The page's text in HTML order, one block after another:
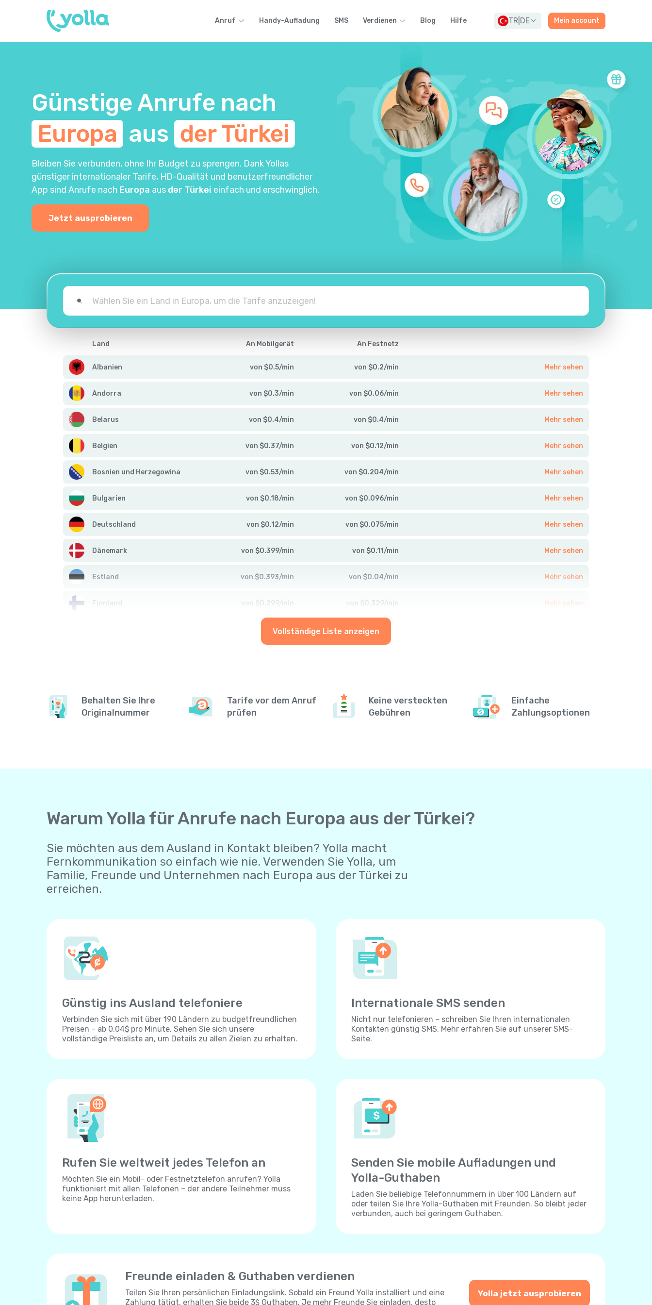
Anruf Handy-Aufladung SMS Verdienen Blog Hilfe TR DE Mein account
Günstige Anrufe nach
Europa aus der Türkei
Bleiben Sie verbunden, ohne Ihr Budget zu sprengen. Dank Yollas
günstiger internationaler Tarife, HD-Qualität und benutzerfreundlicher
App sind Anrufe nach Europa aus der Türkei einfach und erschwinglich.
Jetzt ausprobieren
Land An Mobilgerät An Festnetz
Albanien von $0.5/min von $0.2/min Mehr sehen
Andorra von $0.3/min von $0.06/min Mehr sehen
Belarus von $0.4/min von $0.4/min Mehr sehen
Belgien von $0.37/min von $0.12/min Mehr sehen
Bosnien und Herzegowina von $0.53/min von $0.204/min Mehr sehen
Bulgarien von $0.18/min von $0.096/min Mehr sehen
Deutschland von $0.12/min von $0.075/min Mehr sehen
Dänemark von $0.399/min von $0.11/min Mehr sehen
Estland von $0.393/min von $0.04/min Mehr sehen
Finnland von $ 0.299 / min von $ 0.329 / min Mehr sehen
Vollständige Liste anzeigen
Behalten Sie Ihre
Originalnummer
Tarife vor dem Anruf
prüfen
Keine versteckten
Gebühren
Einfache
Zahlungsoptionen
Warum Yolla für Anrufe nach Europa aus der Türkei?
Sie möchten aus dem Ausland in Kontakt bleiben? Yolla macht
Fernkommunikation so einfach wie nie. Verwenden Sie Yolla, um
Familie, Freunde und Unternehmen nach Europa aus der Türkei zu
erreichen.
Günstig ins Ausland telefoniere
Verbinden Sie sich mit über 190 Ländern zu budgetfreundlichen
Preisen – ab 0,04$ pro Minute. Sehen Sie sich unsere
vollständige Preisliste an, um Details zu allen Zielen zu erhalten.
Internationale SMS senden
Nicht nur telefonieren – schreiben Sie Ihren internationalen
Kontakten günstig SMS. Mehr erfahren Sie auf unserer SMS-
Seite.
Rufen Sie weltweit jedes Telefon an
Möchten Sie ein Mobil- oder Festnetztelefon anrufen? Yolla
funktioniert mit allen Telefonen – der andere Teilnehmer muss
keine App herunterladen.
Senden Sie mobile Aufladungen und
Yolla-Guthaben
Laden Sie beliebige Telefonnummern in über 100 Ländern auf
oder teilen Sie Ihre Yolla-Guthaben mit Freunden. So bleibt jeder
verbunden, auch bei geringem Guthaben.
Freunde einladen & Guthaben verdienen
Teilen Sie Ihren persönlichen Einladungslink. Sobald ein Freund Yolla installiert und eine
Zahlung tätigt, erhalten Sie beide 3$ Guthaben. Je mehr Freunde Sie einladen, desto
Yolla jetzt ausprobieren